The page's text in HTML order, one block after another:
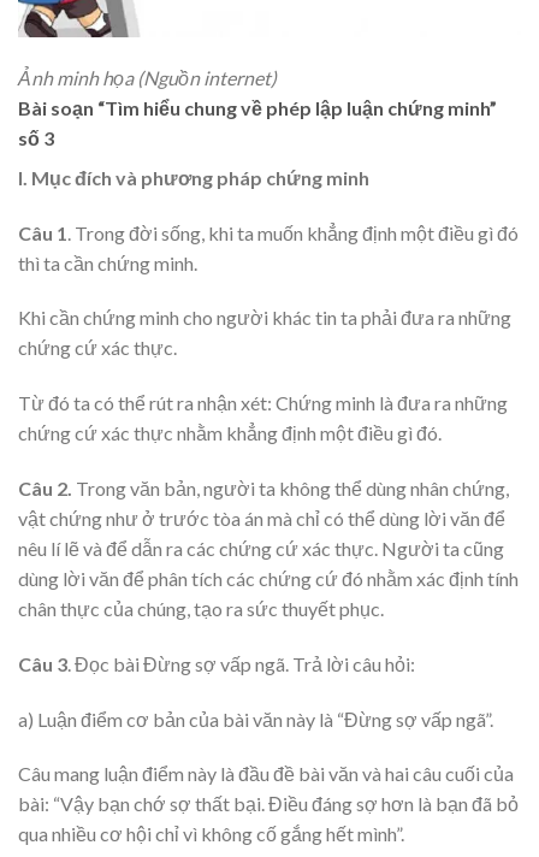
Ảnh minh họa (Nguồn internet)
Bài soạn “Tìm hiểu chung về phép lập luận chứng minh”
số 3
I. Mục đích và phương pháp chứng minh
Câu 1 . Trong đời sống, khi ta muốn khẳng định một điều gì đó
thì ta cần chứng minh.
Khi cần chứng minh cho người khác tin ta phải đưa ra những
chứng cứ xác thực.
Từ đó ta có thể rút ra nhận xét: Chứng minh là đưa ra những
chứng cứ xác thực nhằm khẳng định một điều gì đó.
Câu 2. Trong văn bản, người ta không thể dùng nhân chứng,
vật chứng như ở trước tòa án mà chỉ có thể dùng lời văn để
nêu lí lẽ và để dẫn ra các chứng cứ xác thực. Người ta cũng
dùng lời văn để phân tích các chứng cứ đó nhằm xác định tính
chân thực của chúng, tạo ra sức thuyết phục.
Câu 3 . Đọc bài Đừng sợ vấp ngã. Trả lời câu hỏi:
a) Luận điểm cơ bản của bài văn này là “Đừng sợ vấp ngã”.
Câu mang luận điểm này là đầu đề bài văn và hai câu cuối của
bài: “Vậy bạn chớ sợ thất bại. Điều đáng sợ hơn là bạn đã bỏ
qua nhiều cơ hội chỉ vì không cố gắng hết mình”.